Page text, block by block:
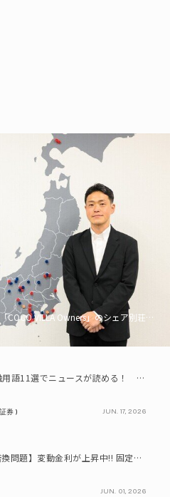
COCO VILLA Owners」のシェア別荘とい
【超入門】金融用語11選でニュースが読める！ 知識ゼロからの賢い資産の育て方
券 ) JUN. 17, 2026
【住宅ローン借換問題】変動金利が上昇中!! 固定に借り換えるなら今が正解って本当? シミュレーションで比較してみよう
JUN. 01, 2026